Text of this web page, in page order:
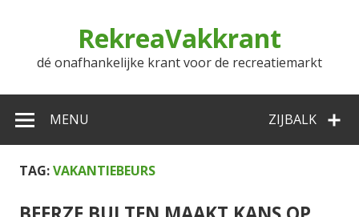
RekreaVakkrant
dé onafhankelijke krant voor de recreatiemarkt
ZIJBALK
MENU
TAG:VAKANTIEBEURS